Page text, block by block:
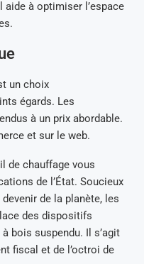
à optimiser l’espace
un choix
égards. Les
à un prix abordable.
et sur le web.
de chauffage vous
de l’État. Soucieux
de la planète, les
des dispositifs
bois suspendu. Il s’agit
fiscal et de l’octroi de